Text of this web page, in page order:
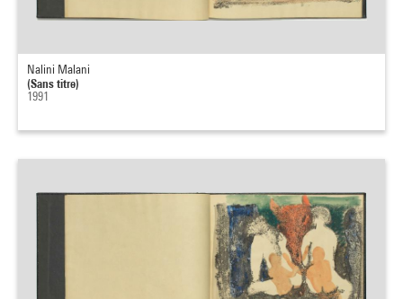
Nalini Malani
(Sans titre)
1991